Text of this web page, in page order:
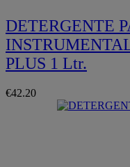
DETERGENTE
PLUS 1 Ltr.
€42.20